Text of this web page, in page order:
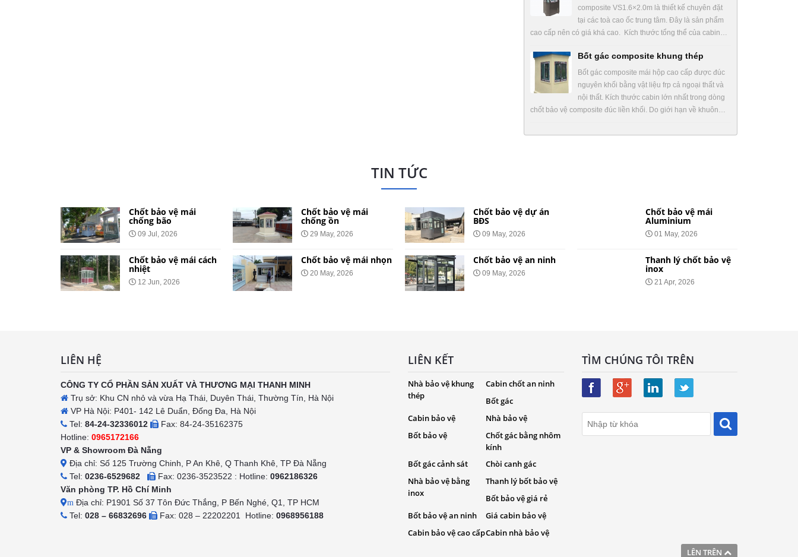
composite VS1.6×2.0m là thiết kế chuyên đặt
tại các toà cao ốc trung tâm. Đây là sản phẩm
cao cấp nên có giá khá cao. Kích thước tổng thể của cabin…
Bốt gác composite khung thép
Bốt gác composite mái hộp cao cấp được đúc
nguyên khối bằng vật liệu frp cả ngoại thất và
nội thất. Kích thước cabin lớn nhất trong dòng
chốt bảo vệ composite đúc liền khối. Do giới hạn về khuôn…
TIN TỨC
Chốt bảo vệ mái
chống bão
09 Jul, 2026
Chốt bảo vệ mái cách
nhiệt
12 Jun, 2026
Chốt bảo vệ mái
chống ồn
29 May, 2026
Chốt bảo vệ mái nhọn
20 May, 2026
Chốt bảo vệ dự án
BĐS
09 May, 2026
Chốt bảo vệ an ninh
09 May, 2026
Chốt bảo vệ mái
Aluminium
01 May, 2026
Thanh lý chốt bảo vệ
inox
21 Apr, 2026
LÊN TRÊN
LIÊN HỆ
CÔNG TY CỔ PHẦN SẢN XUẤT VÀ THƯƠNG MẠI THANH MINH
Trụ sở: Khu CN nhỏ và vừa Hạ Thái, Duyên Thái, Thường Tín, Hà Nội
VP Hà Nội: P401- 142 Lê Duẩn, Đống Đa, Hà Nội
Tel: 84-24-32336012
Fax: 84-24-35162375
Hotline: 0965172166
VP & Showroom Đà Nẵng
Địa chỉ: Số 125 Trường Chinh, P An Khê, Q Thanh Khê, TP Đà Nẵng
Tel: 0236-6529682 Fax: 0236-3523522 : Hotline: 0962186326
Văn phòng TP. Hồ Chí Minh
m Địa chỉ: P1901 Số 37 Tôn Đức Thắng, P Bến Nghé, Q1, TP HCM
Tel: 028 – 66832696 Fax: 028 – 22202201 Hotline: 0968956188
LIÊN KẾT
Nhà bảo vệ khung
thép
Cabin chốt an ninh
Bốt gác
Cabin bảo vệ
Nhà bảo vệ
Bốt bảo vệ
Chốt gác bằng nhôm
kính
Bốt gác cảnh sát
Chòi canh gác
Nhà bảo vệ bằng
inox
Thanh lý bốt bảo vệ
Bốt bảo vệ giá rẻ
Bốt bảo vệ an ninh
Giá cabin bảo vệ
Cabin bảo vệ cao cấpCabin nhà bảo vệ
TÌM CHÚNG TÔI TRÊN